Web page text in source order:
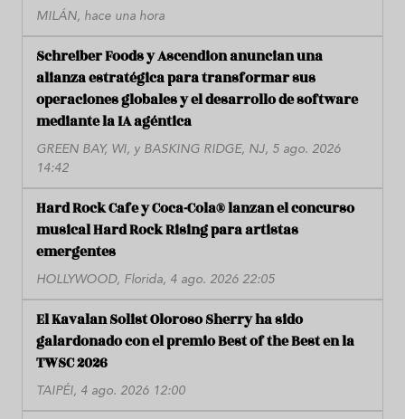
MILÁN, hace una hora
Schreiber Foods y Ascendion anuncian una
alianza estratégica para transformar sus
operaciones globales y el desarrollo de software
mediante la IA agéntica
GREEN BAY, WI, y BASKING RIDGE, NJ, 5 ago. 2026
14:42
Hard Rock Cafe y Coca-Cola® lanzan el concurso
musical Hard Rock Rising para artistas
emergentes
HOLLYWOOD, Florida, 4 ago. 2026 22:05
El Kavalan Solist Oloroso Sherry ha sido
galardonado con el premio Best of the Best en la
TWSC 2026
TAIPÉI, 4 ago. 2026 12:00